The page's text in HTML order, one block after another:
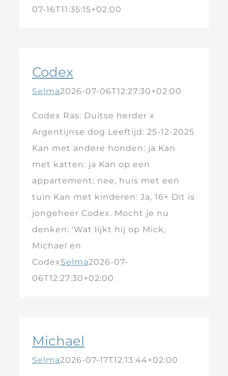
07-16T11:35:15+02:00
Codex
Selma2026-07-06T12:27:30+02:00
Codex Ras: Duitse herder x
Argentijnse dog Leeftijd: 25-12-2025
Kan met andere honden: ja Kan
met katten: ja Kan op een
appartement: nee, huis met een
tuin Kan met kinderen: Ja, 16+ Dit is
jongeheer Codex. Mocht je nu
denken: 'Wat lijkt hij op Mick,
Michael en
CodexSelma2026-07-
06T12:27:30+02:00
Michael
Selma2026-07-17T12:13:44+02:00